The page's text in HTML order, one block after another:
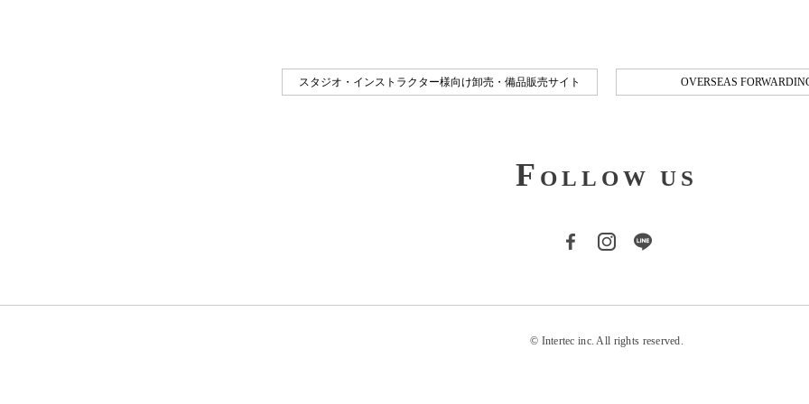
スタジオ・インストラクター様向け卸売・備品販売サイト OVERSEAS
F OLLOW US
© Intertec inc. All rights reserved.